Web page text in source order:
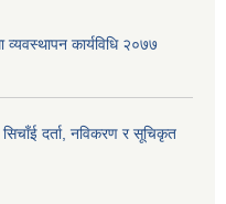
व्यवस्थापन कार्यविधि २०७७
सिचाँई दर्ता, नविकरण र सूचिकृत